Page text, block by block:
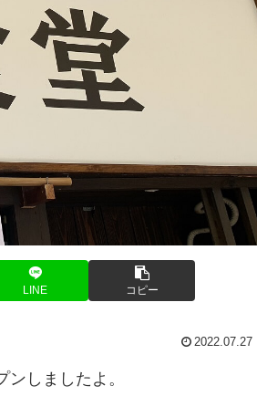
LINE コピー
2022.07.27
しましたよ。